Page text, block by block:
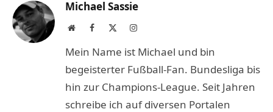
Michael Sassie
WebsiteFacebook Instagram
Mein Name ist Michael und bin
begeisterter Fußball-Fan. Bundesliga bis
hin zur Champions-League. Seit Jahren
schreibe ich auf diversen Portalen